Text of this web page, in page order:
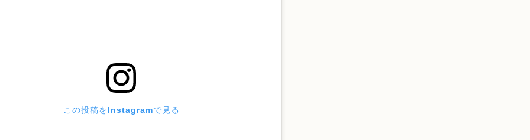
この投稿をInstagramで見る